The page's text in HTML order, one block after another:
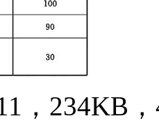
，234KB